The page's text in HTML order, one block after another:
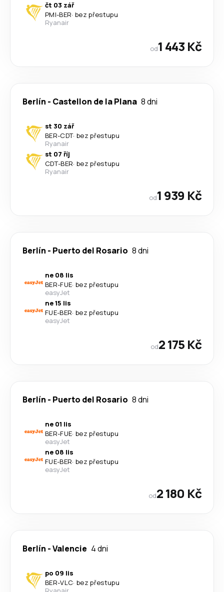
čt 03 zář
PMI-BER· bez přestupu
Ryanair
od1 443 Kč
Berlín - Castellon de la Plana 8 dni
st 30 zář
BER-CDT· bez přestupu
Ryanair
st 07 říj
CDT-BER· bez přestupu
Ryanair
od1 939 Kč
Berlín - Puerto del Rosario 8 dni
ne 08 lis
BER-FUE· bez přestupu
easyJet
ne 15 lis
FUE-BER· bez přestupu
easyJet
od2 175 Kč
Berlín - Puerto del Rosario 8 dni
ne 01 lis
BER-FUE· bez přestupu
easyJet
ne 08 lis
FUE-BER· bez přestupu
easyJet
od2 180 Kč
Berlín -Valencie 4 dni
po 09 lis
BER-VLC· bez přestupu